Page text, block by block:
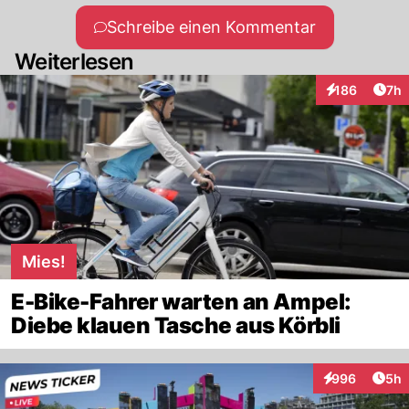
Schreibe einen Kommentar
Weiterlesen
186
Interaktionen
7h
Mies!
E-Bike-Fahrer warten an Ampel:
Diebe klauen Tasche aus Körbli
996
Interaktionen
5h